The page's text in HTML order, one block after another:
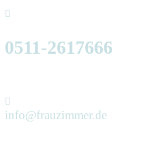
0511-2617666
info@frauzimmer.de